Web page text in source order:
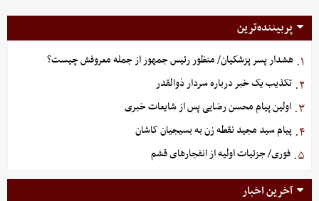
پربیننده‌ترین
۱. هشدار پسر پزشکیان/ منظور رئیس جمهور از جمله معروفش چیست؟
۲. تکذیب یک خبر درباره سردار ذوالقدر
۳. اولین پیام محسن رضایی پس از شایعات خبری
۴. پیام سید مجید نقطه زن به بسیجیان کاشان
۵. فوری/ جزئیات اولیه از انفجارهای قشم
آخرین اخبار